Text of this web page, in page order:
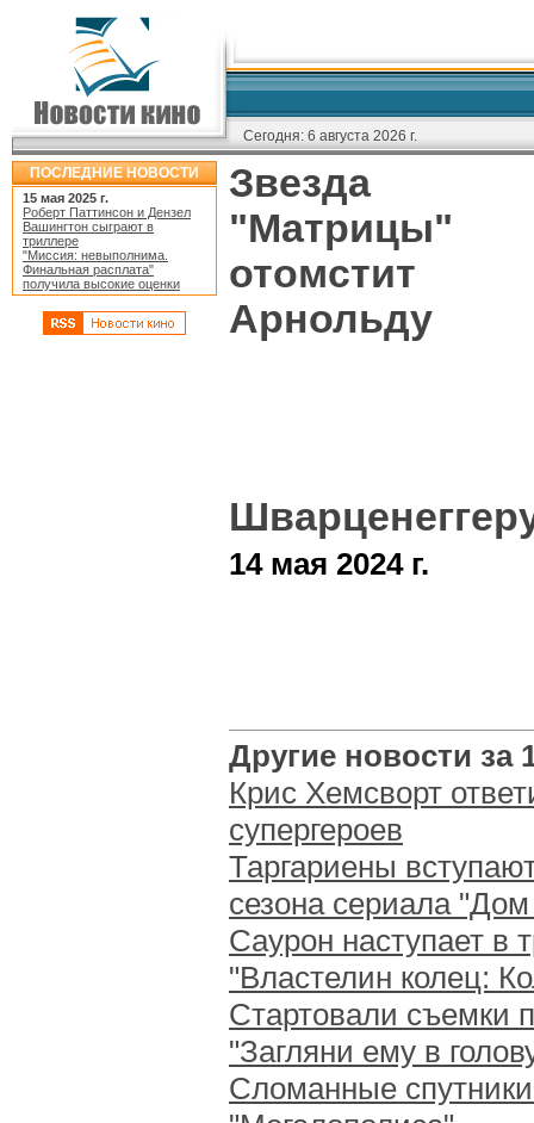
Сегодня: 6 августа 2026 г.
ПОСЛЕДНИЕ НОВОСТИ
15 мая 2025 г.
Роберт Паттинсон и Дензел
Вашингтон сыграют в
триллере
"Миссия: невыполнима.
Финальная расплата"
получила высокие оценки
Звезда
"Матрицы"
отомстит
Арнольду
14 мая 2024 г.
Другие новости за
Крис Хемсворт
супергероев
Таргариены
сезона сериала
Саурон наступает в
"Властелин колец:
Стартовали съемки
"Загляни ему в
Сломанные